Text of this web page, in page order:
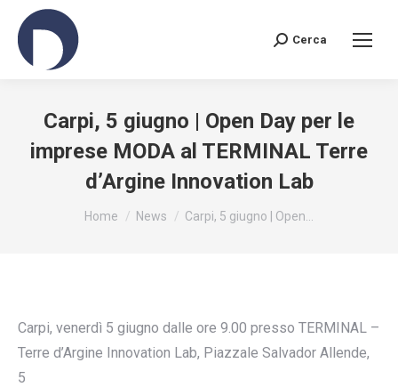
Search:
Cerca
Carpi, 5 giugno | Open Day per le
imprese MODA al TERMINAL Terre
d’Argine Innovation Lab
You are here:
Home News Carpi, 5 giugno | Open…
Carpi, venerdì 5 giugno dalle ore 9.00 presso TERMINAL –
Terre d’Argine Innovation Lab, Piazzale Salvador Allende,
5